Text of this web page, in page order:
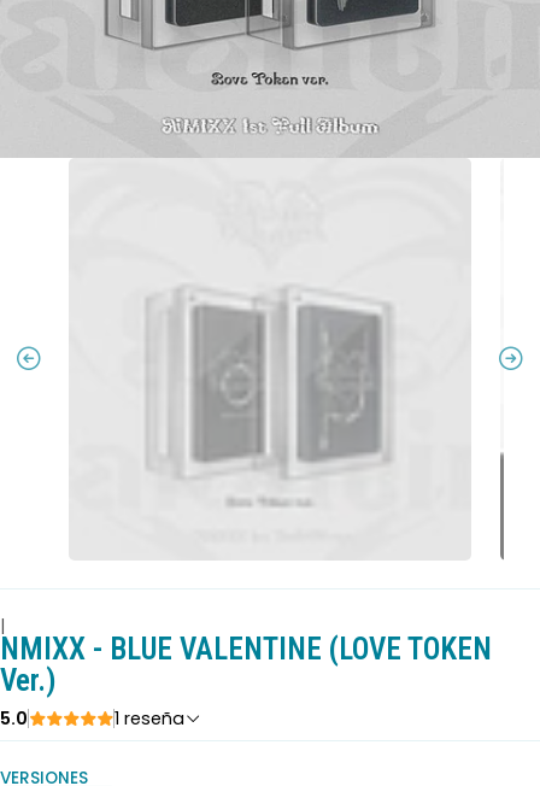
|
NMIXX - BLUE VALENTINE (LOVE TOKEN
Ver.)
5.0 1 reseña
VERSIONES